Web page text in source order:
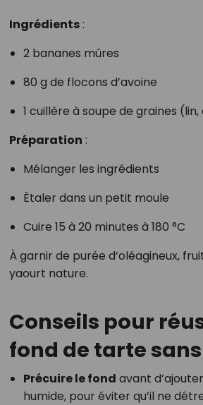
Ingrédients:
2 bananes mûres
80 g de flocons d’avoine
1 cuillère à soupe de graines (lin,
Préparation :
Mélanger les ingrédients
Étaler dans un petit moule
Cuire 15 à 20 minutes à 180 °C
À garnir de purée d’oléagineux,
yaourt nature.
Conseils pour
fond de tarte
Précuire le fond avant
humide, pour éviter qu’il ne